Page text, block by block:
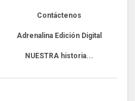
Contáctenos
Adrenalina Edición Digital
NUESTRA historia...